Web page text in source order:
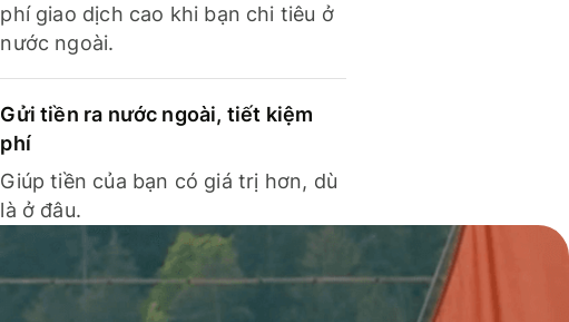
phí giao dịch cao khi bạn chi tiêu ở
nước ngoài.
Gửi tiền ra nước ngoài, tiết kiệm
phí
Giúp tiền của bạn có giá trị hơn, dù
là ở đâu.